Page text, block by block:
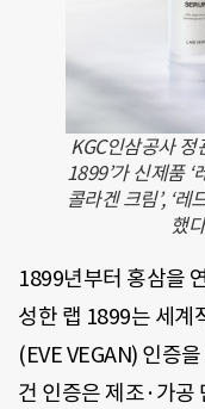
KGC인삼공사 정
1899’가 신제품 ‘
콜라겐 크림’, ‘
했
1899년부터 홍삼을
성한 랩 1899는 세계
(EVE VEGAN) 인증
건 인증은 제조·가공